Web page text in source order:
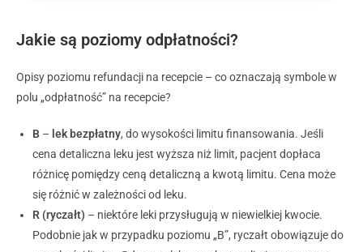
Jakie są poziomy odpłatności?
Opisy poziomu refundacji na recepcie – co oznaczają symbole w
polu „odpłatność” na recepcie?
B – lek bezpłatny, do wysokości limitu finansowania. Jeśli
cena detaliczna leku jest wyższa niż limit, pacjent dopłaca
różnicę pomiędzy ceną detaliczną a kwotą limitu. Cena może
się różnić w zależności od leku.
R (ryczałt) – niektóre leki przysługują w niewielkiej kwocie.
Podobnie jak w przypadku poziomu „B”, ryczałt obowiązuje do